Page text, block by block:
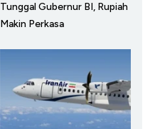
Tunggal Gubernur BI, Rupiah
Makin Perkasa